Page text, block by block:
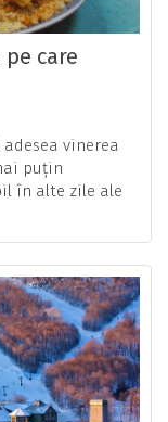
care
adesea vinerea
puțin
în alte zile ale